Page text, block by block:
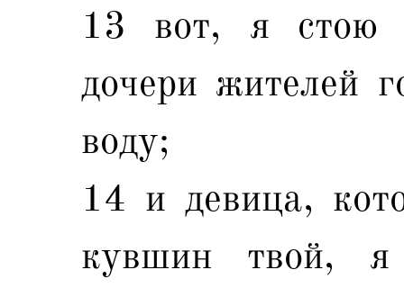
13 вот, я стою
дочери жителей
воду;
14 и девица,
кувшин твой, я